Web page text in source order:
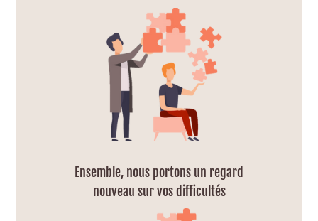
Ensemble, nous portons un regard
nouveau sur vos difficultés